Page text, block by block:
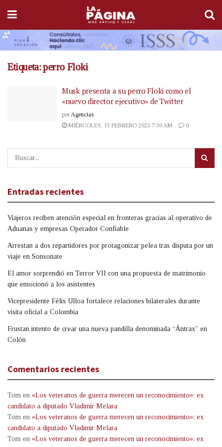
Etiqueta:perro Floki
Musk presenta a su perro Floki como el
«nuevo director ejecutivo» de Twitter
por Agencias
MIÉRCOLES, 15 FEBRERO 2023 7:30 AM
0
Entradas recientes
Viajeros reciben atención especial en fronteras gracias al operativo de
Aduanas y empresas Operador Confiable
Arrestan a dos repartidores por protagonizar pelea tras disputa por un
viaje en Sonsonate
El amor sorprendió en Terror VII con una propuesta de matrimonio
que emocionó a los asistentes
Vicepresidente Félix Ulloa fortalece relaciones bilaterales durante
visita oficial a Colombia
Frustan intento de crear una nueva pandilla denominada “Ántrax” en
Colón
Comentarios recientes
Tom en «Los veteranos de guerra merecen un reconocimiento»: ex
candidato a diputado Vladimir Melara
Tom en «Los veteranos de guerra merecen un reconocimiento»: ex
candidato a diputado Vladimir Melara
Tom en «Los veteranos de guerra merecen un reconocimiento»: ex